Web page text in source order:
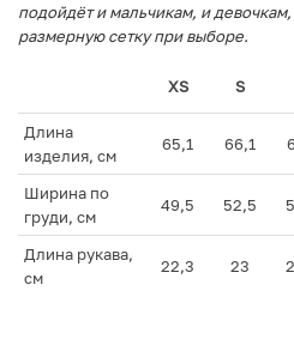
подойдёт и мальчикам, и
размерную сетку при выборе.
XS S
Длина
изделия, см
65,1 66,1
Ширина по
груди, см
49,5 52,5
Длина рукава,
см
22,3 23